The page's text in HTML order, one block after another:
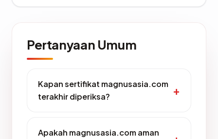
Pertanyaan Umum
Kapan sertifikat magnusasia.com
terakhir diperiksa?
Apakah magnusasia.com aman